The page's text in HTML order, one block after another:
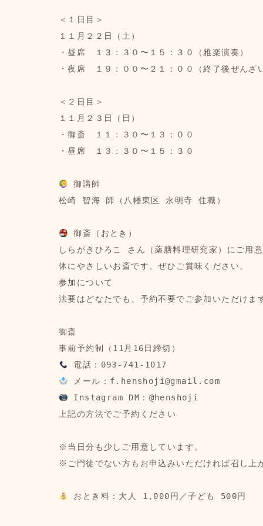
＜１日目＞
１１月２２日（土）
・昼席　１３：３０〜１５：３０（雅楽演奏）
・夜席　１９：００〜２１：００（終了後ぜんざ
＜２日目＞
１１月２３日（日）
・御斎　１１：３０〜１３：００
・昼席　１３：３０〜１５：３０
御講師
松崎 智海 師（八幡東区 永明寺 住職）
御斎（おとき）
しらがきひろこ さん（薬膳料理研究家）にご用意
体にやさしいお斎です。ぜひご賞味ください。
参加について
法要はどなたでも、予約不要でご参加いただけま
御斎
事前予約制（11月16日締切）
電話：093-741-1017
メール：f.henshoji@gmail.com
Instagram DM：@henshoji
上記の方法でご予約ください
※当日分も少しご用意しています。
※ご門徒でない方もお申込みいただければ召し上
おとき料：大人 1,000円／子ども 500円